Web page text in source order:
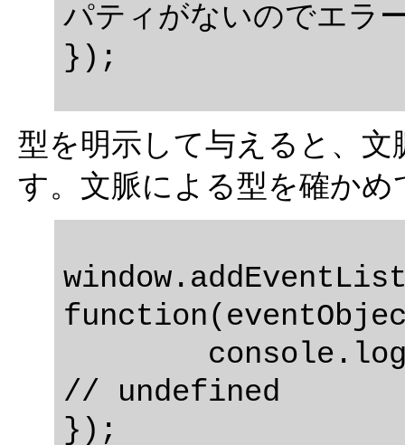
パティがないのでエラ
型を明示して与えると、
す。文脈による型を確か
// undefined